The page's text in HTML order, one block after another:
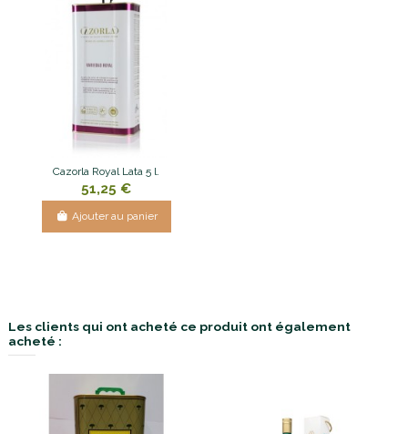
Cazorla Royal Lata 5 l.
51,25 €
Ajouter au panier
Les clients qui ont acheté ce produit ont également
acheté :